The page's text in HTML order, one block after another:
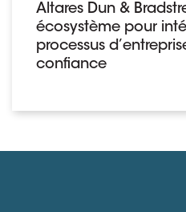
Altares Dun &
écosystème pour
processus
confiance